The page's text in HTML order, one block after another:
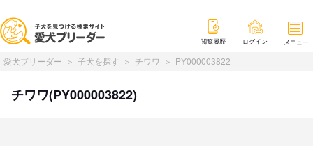
閲覧履歴 ログイン メニュー
愛犬ブリーダー 子犬を探す チワワ PY000003822
チワワ(PY000003822)